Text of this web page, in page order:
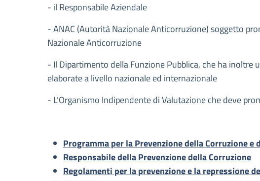
- il Responsabile Aziendale
- ANAC (Autorità Nazionale Anticorruzione) soggetto
Nazionale Anticorruzione
- Il Dipartimento della Funzione Pubblica, che ha
elaborate a livello nazionale ed internazionale
- L’Organismo Indipendente di Valutazione che deve
Programma per la Prevenzione della Corruzione e
Responsabile della Prevenzione della Corruzione
Regolamenti per la prevenzione e la repressione